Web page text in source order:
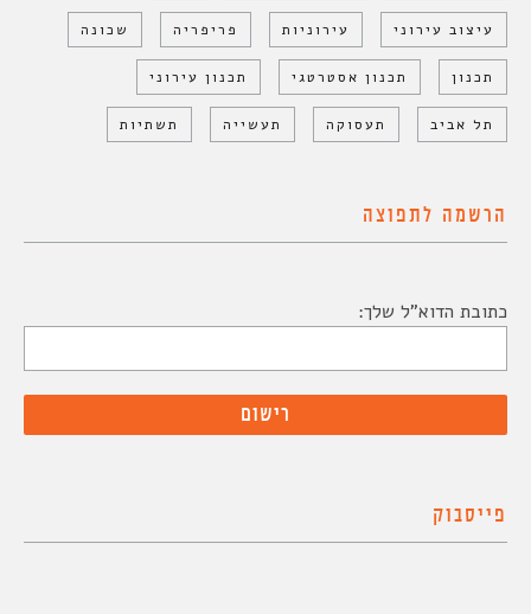
עיצוב עירוני עירוניות פריפריה שכונה
תכנון תכנון אסטרטגי תכנון עירוני
תל אביב תעסוקה תעשייה תשתיות
הרשמה לתפוצה
כתובת הדוא"ל שלך:
פייסבוק